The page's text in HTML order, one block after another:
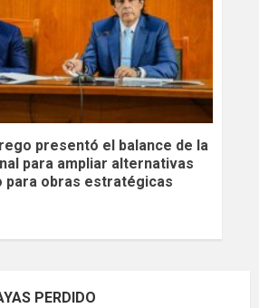
presentó el balance de la
para ampliar alternativas
para obras estratégicas
PERDIDO